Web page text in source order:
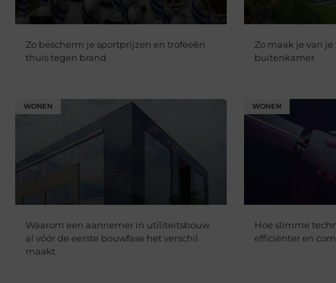
Zo bescherm je sportprijzen en trofeeën
thuis tegen brand
Zo maak je van
buitenkamer
WONEN
Waarom een aannemer in utiliteitsbouw
al vóór de eerste bouwfase het verschil
maakt
WONEN
Hoe slimme
efficiënter en